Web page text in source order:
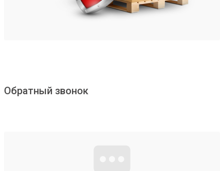
Обратный звонок